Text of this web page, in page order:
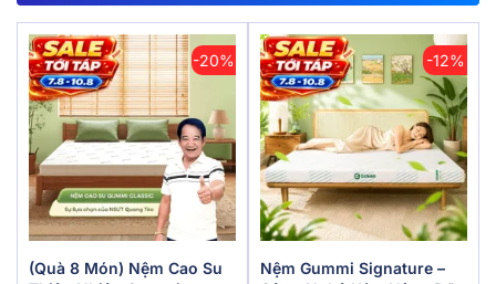
-20%
(Quà 8 Món) Nệm Cao Su
-12%
Nệm Gummi Signature –